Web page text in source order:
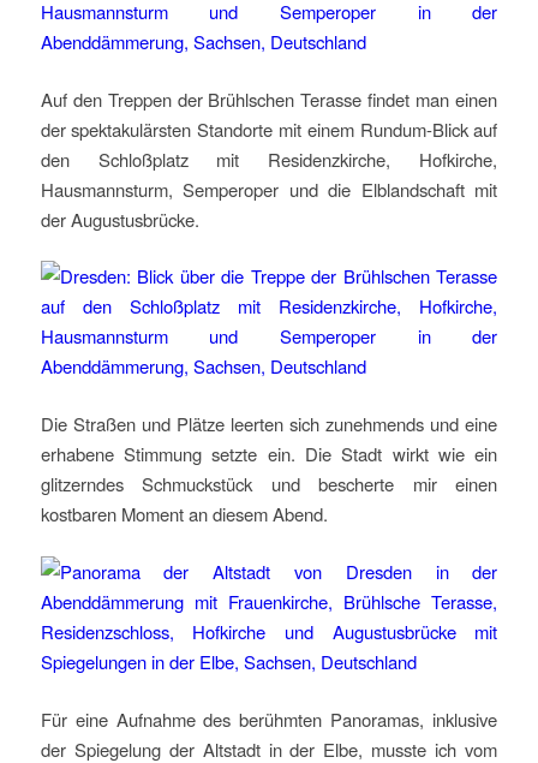
Auf den Treppen der Brühlschen Terasse findet man einen
der spektakulärsten Standorte mit einem Rundum-Blick auf
den Schloßplatz mit Residenzkirche, Hofkirche,
Hausmannsturm, Semperoper und die Elblandschaft mit
der Augustusbrücke.
Die Straßen und Plätze leerten sich zunehmends und eine
erhabene Stimmung setzte ein. Die Stadt wirkt wie ein
glitzerndes Schmuckstück und bescherte mir einen
kostbaren Moment an diesem Abend.
Für eine Aufnahme des berühmten Panoramas, inklusive
der Spiegelung der Altstadt in der Elbe, musste ich vom